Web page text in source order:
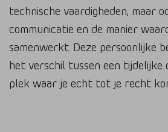
technische vaardigheden, maar
communicatie en de manier
samenwerkt. Deze persoonlijke
het verschil tussen een tijdelijke
plek waar je echt tot je recht